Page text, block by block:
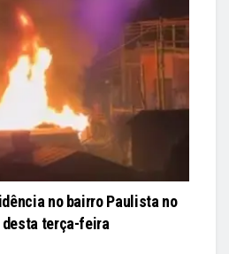
no bairro Paulista no
desta terça-feira